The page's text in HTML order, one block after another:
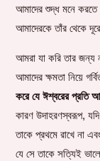
আমাদের শুদ্ধ মনে
আমাদেরকে তাঁর থেকে
আমরা যা করি তার জন্য
আমাদের ক্ষমতা নিয়ে
করে যে ঈশ্বরের প্রতি
কারণ উদাহরণস্বরূপ,
তাকে প্রথমে রাখে না
যে সে তাকে সত্যিই